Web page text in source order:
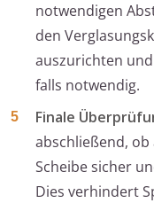
notwendigen
den
auszurichten
falls notwendig.
Finale
abschließend,
Scheibe sicher
Dies verhindert